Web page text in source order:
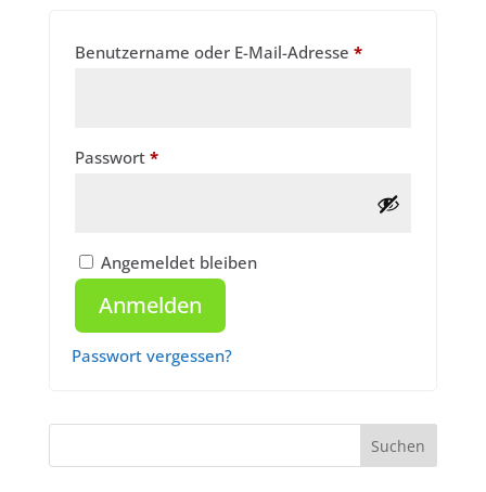
Benutzername oder E-Mail-Adresse *Erforderlich
Passwort *Erforderlich
Angemeldet bleiben
Anmelden
Passwort vergessen?